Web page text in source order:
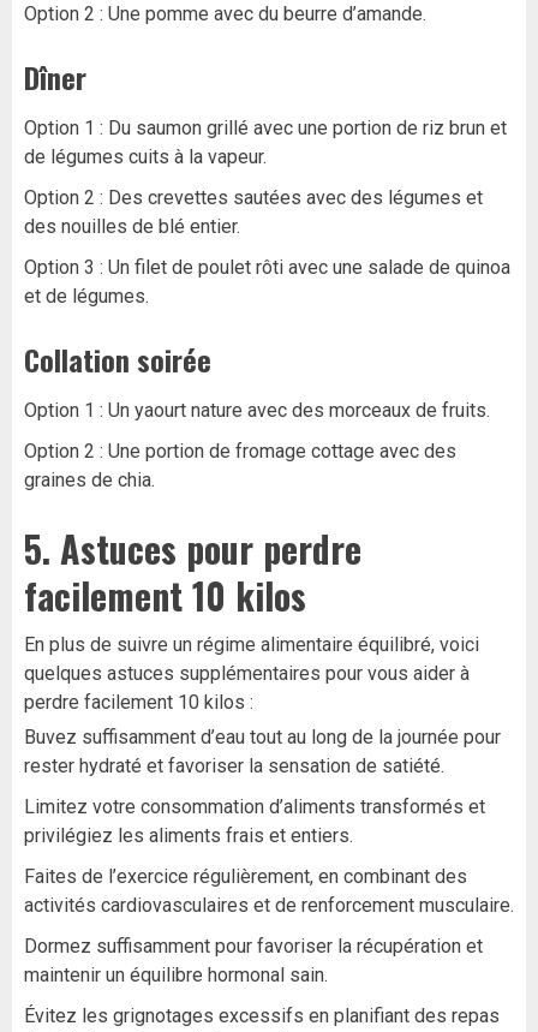
Option 2 : Une pomme avec du beurre d’amande.
Dîner
Option 1 : Du saumon grillé avec une portion de riz brun et
de légumes cuits à la vapeur.
Option 2 : Des crevettes sautées avec des légumes et
des nouilles de blé entier.
Option 3 : Un filet de poulet rôti avec une salade de quinoa
et de légumes.
Collation soirée
Option 1 : Un yaourt nature avec des morceaux de fruits.
Option 2 : Une portion de fromage cottage avec des
graines de chia.
5. Astuces pour perdre
facilement 10 kilos
En plus de suivre un régime alimentaire équilibré, voici
quelques astuces supplémentaires pour vous aider à
perdre facilement 10 kilos :
Buvez suffisamment d’eau tout au long de la journée pour
rester hydraté et favoriser la sensation de satiété.
Limitez votre consommation d’aliments transformés et
privilégiez les aliments frais et entiers.
Faites de l’exercice régulièrement, en combinant des
activités cardiovasculaires et de renforcement musculaire.
Dormez suffisamment pour favoriser la récupération et
maintenir un équilibre hormonal sain.
Évitez les grignotages excessifs en planifiant des repas